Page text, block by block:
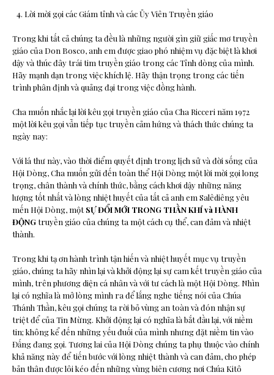
Lời mời gọi các Giám tỉnh và các Ủy Viên Truyền giáo
Trong khi tất cả chúng ta đều là những người gìn giữ giấc mơ truyền
giáo của Don Bosco, anh em được giao phó nhiệm vụ đặc biệt là khơi
dậy và thúc đây trái tim truyền giáo trong các Tỉnh dòng của mình.
Hãy mạnh dạn trong việc khích lệ. Hãy thận trọng trong các tiến
trình phân định và quảng đại trong việc đồng hành.
Cha muốn nhắc lại lời kêu gọi truyền giáo của Cha Ricceri năm 1972
một lời kêu gọi vẫn tiếp tục truyền cảm hứng và thách thức chúng ta
ngày nay:
Với lá thư này, vào thời điểm quyết định trong lịch sử và đời sống của
Hội Dòng, Cha muốn gửi đến toàn thể Hội Dòng một lời mời gọi long
trọng, chân thành và chính thức, bằng cách khơi dậy những năng
lượng tốt nhất và lòng nhiệt huyết của tất cả anh em Salêdiêng yêu
mến Hội Dòng, mộtSỰ ĐỔI MỚI TRONG THẦN KHÍ và HÀNH
ĐỘNGtruyền giáo của chúng ta một cách cụ thể, can đảm và nhiệt
thành.
Trong khi tạ ơn hành trình tận hiến và nhiệt huyết mục vụ truyền
giáo, chúng ta hãy nhìn lại và khởi động lại sự cam kết truyền giáo của
mình, trên phương diện cá nhân và với tư cách là một Hội Dòng. Nhìn
lại có nghĩa là mở lòng mình ra để lắng nghe tiếng nói của Chúa
Thánh Thần, kêu gọi chúng ta rời bỏ vùng an toàn và đón nhận sự
triệt để của Tin Mừng. Khởi động lại có nghĩa là bắt đầu lại, với niềm
tin; không kể đến những yếu đuối của mình nhưng đặt niềm tin vào
Đấng đang gọi. Tương lai của Hội Dòng chúng ta phụ thuộc vào chính
khả năng này để tiến bước với lòng nhiệt thành và can đảm, cho phép
bản thân được lôi kéo đến những vùng biên cương nơi Chúa Kitô